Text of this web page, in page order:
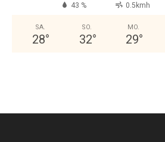
43 % 0.5kmh
SA.
28°
SO.
32°
MO.
29°